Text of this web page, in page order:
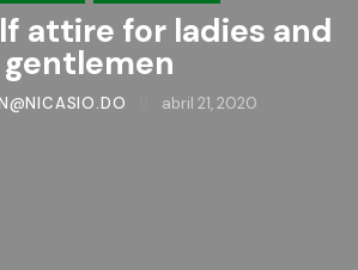
attire for ladies and
gentlemen
abril 21, 2020